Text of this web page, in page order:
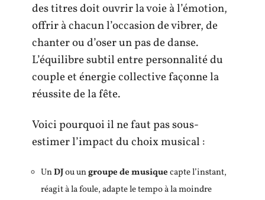
des titres doit ouvrir la voie à l’émotion,
offrir à chacun l’occasion de vibrer, de
chanter ou d’oser un pas de danse.
L’équilibre subtil entre personnalité du
couple et énergie collective façonne la
réussite de la fête.
Voici pourquoi il ne faut pas sous-
estimer l’impact du choix musical :
UnDJou ungroupe de musiquecapte l’instant,
réagit à la foule, adapte le tempo à la moindre